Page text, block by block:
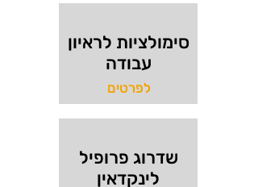
סימולציות לראיון
עבודה
לפרטים
שדרוג פרופיל
לינקדאין